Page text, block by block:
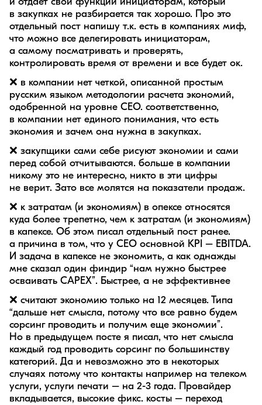
и отдает свои функции инициаторам, который
в закупках не разбирается так хорошо. Про это
отдельный пост напишу т.к. есть в компаниях миф,
что можно все делегировать инициаторам,
а самому посматривать и проверять,
контролировать время от времени и все будет ок.
❌ в компании нет четкой, описанной простым
русским языком методологии расчета экономий,
одобренной на уровне CEO. соответственно,
в компании нет единого понимания, что есть
экономия и зачем она нужна в закупках.
❌ закупщики сами себе рисуют экономии и сами
перед собой отчитываются. больше в компании
никому это не интересно, никто в эти цифры
не верит. Зато все молятся на показатели продаж.
❌ к затратам (и экономиям) в опексе относятся
куда более трепетно, чем к затратам (и экономиям)
в капексе. Об этом писал отдельный пост ранее.
а причина в том, что у CEO основной KPI – EBITDA.
И задача в капексе не экономить, а как однажды
мне сказал один финдир “нам нужно быстрее
осваивать CAPEX”. Быстрее, а не эффективнее
❌ считают экономию только на 12 месяцев. Типа
“дальше нет смысла, потому что все равно будем
сорсинг проводить и получим еще экономии”.
Но в предыдущем посте я писал, что нет смысла
каждый год проводить сорсинг по большинству
категорий. Да и невозможно это в некоторых
случаях потому что контакты например на телеком
услуги, услуги печати – на 2-3 года. Провайдер
вкладывается, высокие фикс. косты – переход